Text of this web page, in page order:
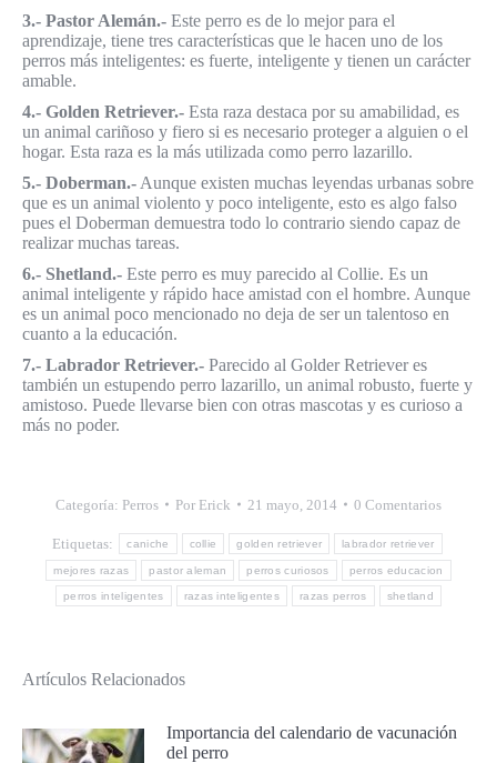
3.- Pastor Alemán.- Este perro es de lo mejor para el
aprendizaje, tiene tres características que le hacen uno de los
perros más inteligentes: es fuerte, inteligente y tienen un carácter
amable.
4.- Golden Retriever.- Esta raza destaca por su amabilidad, es
un animal cariñoso y fiero si es necesario proteger a alguien o el
hogar. Esta raza es la más utilizada como perro lazarillo.
5.- Doberman.- Aunque existen muchas leyendas urbanas sobre
que es un animal violento y poco inteligente, esto es algo falso
pues el Doberman demuestra todo lo contrario siendo capaz de
realizar muchas tareas.
6.- Shetland.- Este perro es muy parecido al Collie. Es un
animal inteligente y rápido hace amistad con el hombre. Aunque
es un animal poco mencionado no deja de ser un talentoso en
cuanto a la educación.
7.- Labrador Retriever.- Parecido al Golder Retriever es
también un estupendo perro lazarillo, un animal robusto, fuerte y
amistoso. Puede llevarse bien con otras mascotas y es curioso a
más no poder.
Categoría: Perros Por Erick 21 mayo, 2014 0 Comentarios
Etiquetas: caniche collie golden retriever labrador retriever
mejores razas pastor aleman perros curiosos perros educacion
perros inteligentes razas inteligentes razas perros shetland
Artículos Relacionados
Importancia del calendario de vacunación
del perro